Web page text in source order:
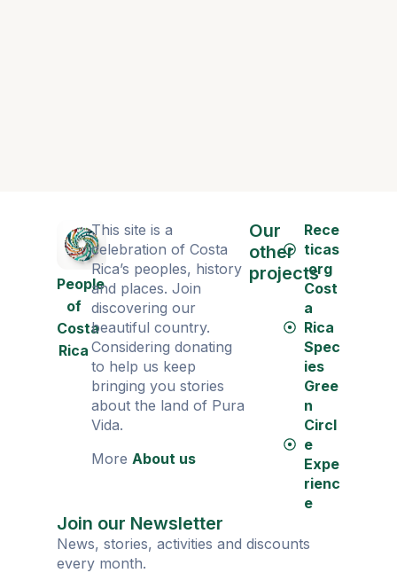
People
of
Costa
Rica
This site is a
celebration of Costa
Rica’s peoples, history
and places. Join
discovering our
beautiful country.
Considering donating
to help us keep
bringing you stories
about the land of Pura
Vida.
More About us
Our
other
projects
Rece
ticas
.org
Cost
a
Rica
Spec
ies
Gree
n
Circl
e
Expe
rienc
e
Join our Newsletter
News, stories, activities and discounts
every month.